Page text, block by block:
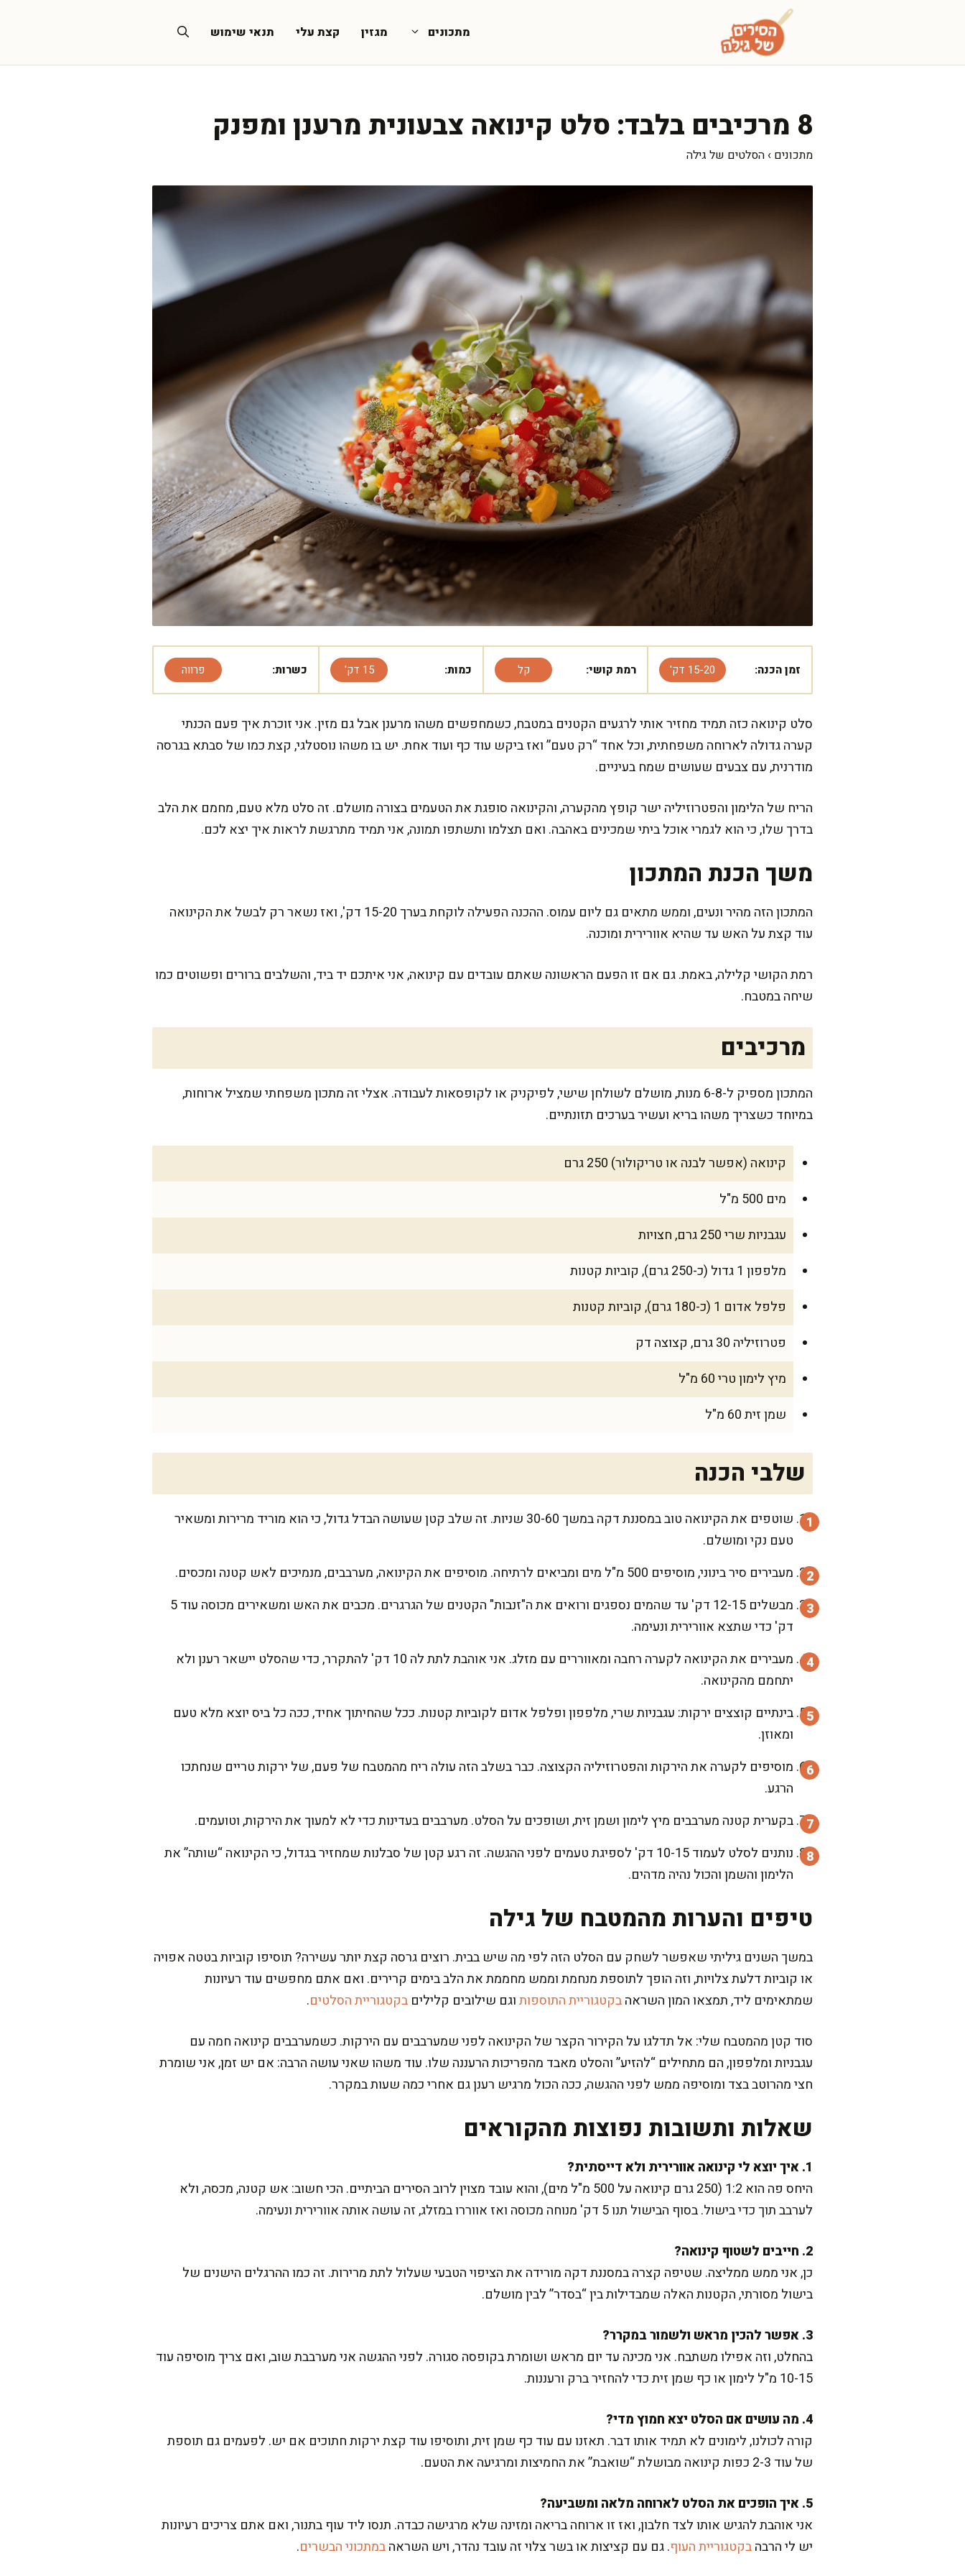
מתכונים מגזין קצת עלי תנאי שימוש
8 מרכיבים בלבד: סלט קינואה צבעונית מרענן ומפנק
מתכונים › הסלטים של גילה
זמן הכנה: 15-20 דק' רמת קושי: קל כמות: 15 דק' כשרות: פרווה
סלט קינואה כזה תמיד מחזיר אותי לרגעים הקטנים במטבח, כשמחפשים משהו מרענן אבל גם מזין. אני זוכרת איך פעם הכנתי
קערה גדולה לארוחה משפחתית, וכל אחד “רק טעם” ואז ביקש עוד כף ועוד אחת. יש בו משהו נוסטלגי, קצת כמו של סבתא בגרסה
מודרנית, עם צבעים שעושים שמח בעיניים.
הריח של הלימון והפטרוזיליה ישר קופץ מהקערה, והקינואה סופגת את הטעמים בצורה מושלם. זה סלט מלא טעם, מחמם את הלב
בדרך שלו, כי הוא לגמרי אוכל ביתי שמכינים באהבה. ואם תצלמו ותשתפו תמונה, אני תמיד מתרגשת לראות איך יצא לכם.
משך הכנת המתכון
המתכון הזה מהיר ונעים, וממש מתאים גם ליום עמוס. ההכנה הפעילה לוקחת בערך 15-20 דק', ואז נשאר רק לבשל את הקינואה
עוד קצת על האש עד שהיא אוורירית ומוכנה.
רמת הקושי קלילה, באמת. גם אם זו הפעם הראשונה שאתם עובדים עם קינואה, אני איתכם יד ביד, והשלבים ברורים ופשוטים כמו
שיחה במטבח.
מרכיבים
המתכון מספיק ל-6-8 מנות, מושלם לשולחן שישי, לפיקניק או לקופסאות לעבודה. אצלי זה מתכון משפחתי שמציל ארוחות,
במיוחד כשצריך משהו בריא ועשיר בערכים תזונתיים.
קינואה (אפשר לבנה או טריקולור) 250 גרם
מים 500 מ"ל
עגבניות שרי 250 גרם, חצויות
מלפפון 1 גדול (כ-250 גרם), קוביות קטנות
פלפל אדום 1 (כ-180 גרם), קוביות קטנות
פטרוזיליה 30 גרם, קצוצה דק
מיץ לימון טרי 60 מ"ל
שמן זית 60 מ"ל
שלבי הכנה
שוטפים את הקינואה טוב במסננת דקה במשך 30-60 שניות. זה שלב קטן שעושה הבדל גדול, כי הוא מוריד מרירות ומשאיר
טעם נקי ומושלם.
מעבירים סיר בינוני, מוסיפים 500 מ"ל מים ומביאים לרתיחה. מוסיפים את הקינואה, מערבבים, מנמיכים לאש קטנה ומכסים.
מבשלים 12-15 דק' עד שהמים נספגים ורואים את ה"זנבות" הקטנים של הגרגרים. מכבים את האש ומשאירים מכוסה עוד 5
דק' כדי שתצא אוורירית ונעימה.
מעבירים את הקינואה לקערה רחבה ומאווררים עם מזלג. אני אוהבת לתת לה 10 דק' להתקרר, כדי שהסלט יישאר רענן ולא
יתחמם מהקינואה.
בינתיים קוצצים ירקות: עגבניות שרי, מלפפון ופלפל אדום לקוביות קטנות. ככל שהחיתוך אחיד, ככה כל ביס יוצא מלא טעם
ומאוזן.
מוסיפים לקערה את הירקות והפטרוזיליה הקצוצה. כבר בשלב הזה עולה ריח מהמטבח של פעם, של ירקות טריים שנחתכו
הרגע.
בקערית קטנה מערבבים מיץ לימון ושמן זית, ושופכים על הסלט. מערבבים בעדינות כדי לא למעוך את הירקות, וטועמים.
נותנים לסלט לעמוד 10-15 דק' לספיגת טעמים לפני ההגשה. זה רגע קטן של סבלנות שמחזיר בגדול, כי הקינואה “שותה” את
הלימון והשמן והכול נהיה מדהים.
טיפים והערות מהמטבח של גילה
במשך השנים גיליתי שאפשר לשחק עם הסלט הזה לפי מה שיש בבית. רוצים גרסה קצת יותר עשירה? תוסיפו קוביות בטטה אפויה
או קוביות דלעת צלויות, וזה הופך לתוספת מנחמת וממש מחממת את הלב בימים קרירים. ואם אתם מחפשים עוד רעיונות
שמתאימים ליד, תמצאו המון השראהבקטגוריית התוספותוגם שילובים קלילים בקטגוריית הסלטים.
סוד קטן מהמטבח שלי: אל תדלגו על הקירור הקצר של הקינואה לפני שמערבבים עם הירקות. כשמערבבים קינואה חמה עם
עגבניות ומלפפון, הם מתחילים “להזיע” והסלט מאבד מהפריכות הרעננה שלו. עוד משהו שאני עושה הרבה: אם יש זמן, אני שומרת
חצי מהרוטב בצד ומוסיפה ממש לפני ההגשה, ככה הכול מרגיש רענן גם אחרי כמה שעות במקרר.
שאלות ותשובות נפוצות מהקוראים
1. איך יוצא לי קינואה אוורירית ולא דייסתית?
היחס פה הוא 1:2 (250 גרם קינואה על 500 מ"ל מים), והוא עובד מצוין לרוב הסירים הביתיים. הכי חשוב: אש קטנה, מכסה, ולא
לערבב תוך כדי בישול. בסוף הבישול תנו 5 דק' מנוחה מכוסה ואז אווררו במזלג, זה עושה אותה אוורירית ונעימה.
2. חייבים לשטוף קינואה?
כן, אני ממש ממליצה. שטיפה קצרה במסננת דקה מורידה את הציפוי הטבעי שעלול לתת מרירות. זה כמו ההרגלים הישנים של
בישול מסורתי, הקטנות האלה שמבדילות בין “בסדר” לבין מושלם.
3. אפשר להכין מראש ולשמור במקרר?
בהחלט, וזה אפילו משתבח. אני מכינה עד יום מראש ושומרת בקופסה סגורה. לפני ההגשה אני מערבבת שוב, ואם צריך מוסיפה עוד
10-15 מ"ל לימון או כף שמן זית כדי להחזיר ברק ורעננות.
4. מה עושים אם הסלט יצא חמוץ מדי?
קורה לכולנו, לימונים לא תמיד אותו דבר. תאזנו עם עוד כף שמן זית, ותוסיפו עוד קצת ירקות חתוכים אם יש. לפעמים גם תוספת
של עוד 2-3 כפות קינואה מבושלת “שואבת” את החמיצות ומרגיעה את הטעם.
5. איך הופכים את הסלט לארוחה מלאה ומשביעה?
אני אוהבת להגיש אותו לצד חלבון, ואז זו ארוחה בריאה ומזינה שלא מרגישה כבדה. תנסו ליד עוף בתנור, ואם אתם צריכים רעיונות
יש לי הרבהבקטגוריית העוף. גם עם קציצות או בשר צלוי זה עובד נהדר, ויש השראהבמתכוני הבשרים.